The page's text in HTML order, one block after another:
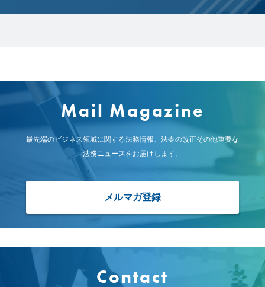
Mail Magazine
最先端のビジネス領域に関する法務情報、 法令の改正その他重要な
法務ニュースをお届けします。
メルマガ登録
Contact